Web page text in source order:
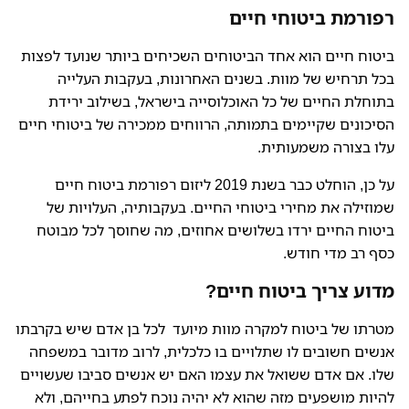
רפורמת ביטוחי חיים
ביטוח חיים הוא אחד הביטוחים השכיחים ביותר שנועד לפצות
בכל תרחיש של מוות. בשנים האחרונות, בעקבות העלייה
בתוחלת החיים של כל האוכלוסייה בישראל, בשילוב ירידת
הסיכונים שקיימים בתמותה, הרווחים ממכירה של ביטוחי חיים
עלו בצורה משמעותית.
על כן, הוחלט כבר בשנת 2019 ליזום רפורמת ביטוח חיים
שמוזילה את מחירי ביטוחי החיים. בעקבותיה, העלויות של
ביטוח החיים ירדו בשלושים אחוזים, מה שחוסך לכל מבוטח
כסף רב מדי חודש.
מדוע צריך ביטוח חיים?
מטרתו של ביטוח למקרה מוות מיועד לכל בן אדם שיש בקרבתו
אנשים חשובים לו שתלויים בו כלכלית, לרוב מדובר במשפחה
שלו. אם אדם ששואל את עצמו האם יש אנשים סביבו שעשויים
להיות מושפעים מזה שהוא לא יהיה נוכח לפתע בחייהם, ולא